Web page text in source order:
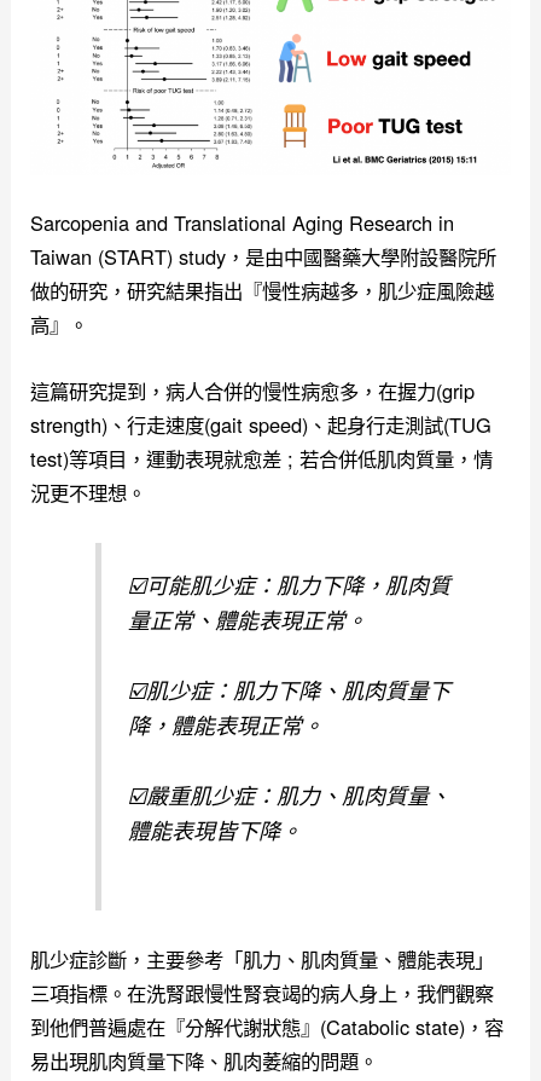
Sarcopenia and Translational Aging Research in
Taiwan (START) study，是由中國醫藥大學附設醫院所
做的研究，研究結果指出『慢性病越多，肌少症風險越
高』。
這篇研究提到，病人合併的慢性病愈多，在握力(grip
strength)、行走速度(gait speed)、起身行走測試(TUG
test)等項目，運動表現就愈差 ; 若合併低肌肉質量，情
況更不理想。
☑️可能肌少症：肌力下降，肌肉質
量正常、體能表現正常。
☑️肌少症：肌力下降、肌肉質量下
降，體能表現正常。
☑️嚴重肌少症：肌力、肌肉質量、
體能表現皆下降。
肌少症診斷，主要參考「肌力、肌肉質量、體能表現」
三項指標。在洗腎跟慢性腎衰竭的病人身上，我們觀察
到他們普遍處在『分解代謝狀態』(Catabolic state)，容
易出現肌肉質量下降、肌肉萎縮的問題。